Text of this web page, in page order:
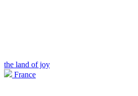
the land of joy
France